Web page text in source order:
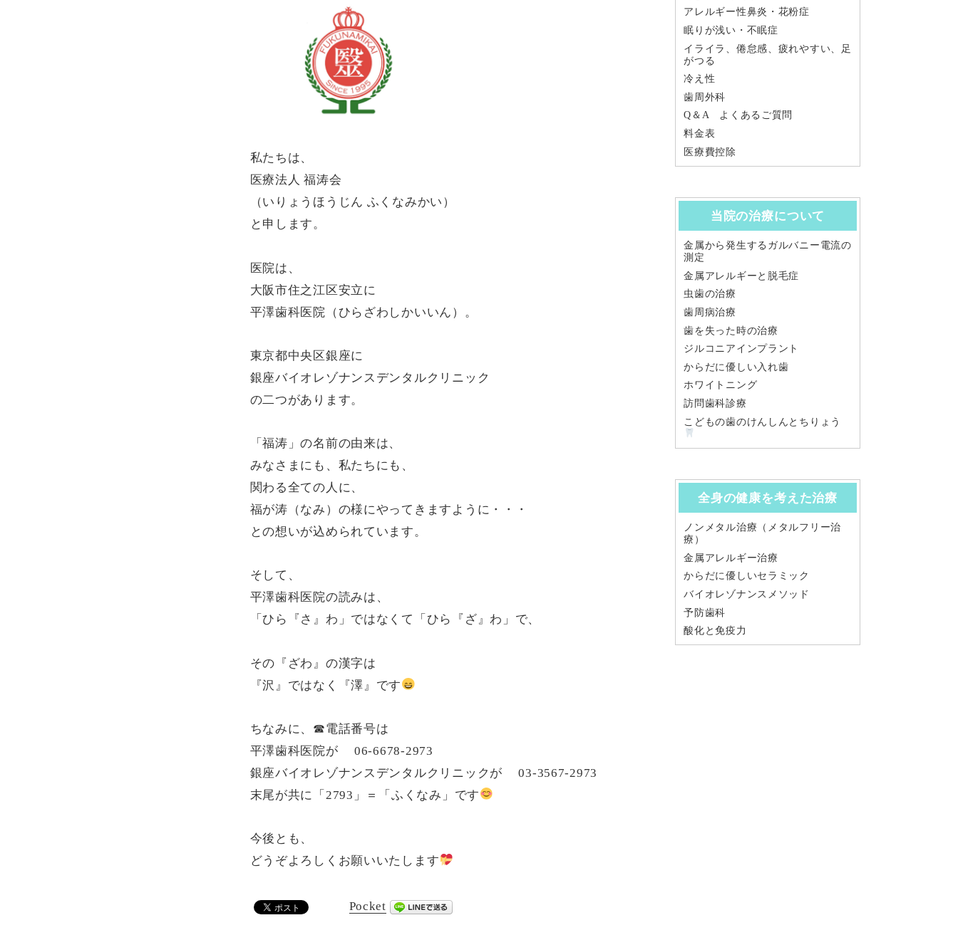
私たちは、
医療法人 福涛会
（いりょうほうじん ふくなみかい）
と申します。
医院は、
大阪市住之江区安立に
平澤歯科医院（ひらざわしかいいん）。
東京都中央区銀座に
銀座バイオレゾナンスデンタルクリニック
の二つがあります。
「福涛」の名前の由来は、
みなさまにも、私たちにも、
関わる全ての人に、
福が涛（なみ）の様にやってきますように・・・
との想いが込められています。
そして、
平澤歯科医院の読みは、
「ひら『さ』わ」ではなくて「ひら『ざ』わ」で、
その『ざわ』の漢字は
『沢』ではなく『澤』です
ちなみに、☎電話番号は
平澤歯科医院が 06-6678-2973
銀座バイオレゾナンスデンタルクリニックが 03-3567-2973
末尾が共に「2793」＝「ふくなみ」です
今後とも、
どうぞよろしくお願いいたします
Pocket
アレルギー性鼻炎・花粉症
眠りが浅い・不眠症
イライラ、倦怠感、疲れやすい、足
がつる
冷え性
歯周外科
Q＆A よくあるご質問
料金表
医療費控除
当院の治療について
金属から発生するガルバニー電流の
測定
金属アレルギーと脱毛症
虫歯の治療
歯周病治療
歯を失った時の治療
ジルコニアインプラント
からだに優しい入れ歯
ホワイトニング
訪問歯科診療
こどもの歯のけんしんとちりょう
全身の健康を考えた治療
ノンメタル治療（メタルフリー治
療）
金属アレルギー治療
からだに優しいセラミック
バイオレゾナンスメソッド
予防歯科
酸化と免疫力